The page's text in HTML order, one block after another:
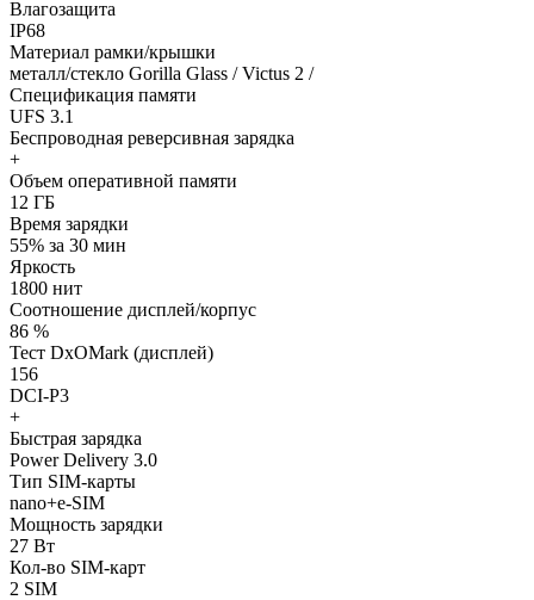
Влагозащита
IP68
Материал рамки/крышки
металл/стекло Gorilla Glass / Victus 2 /
Спецификация памяти
UFS 3.1
Беспроводная реверсивная зарядка
+
Объем оперативной памяти
12 ГБ
Время зарядки
55% за 30 мин
Яркость
1800 нит
Соотношение дисплей/корпус
86 %
Тест DxOMark (дисплей)
156
DCI-P3
+
Быстрая зарядка
Power Delivery 3.0
Тип SIM-карты
nano+e-SIM
Мощность зарядки
27 Вт
Кол-во SIM-карт
2 SIM